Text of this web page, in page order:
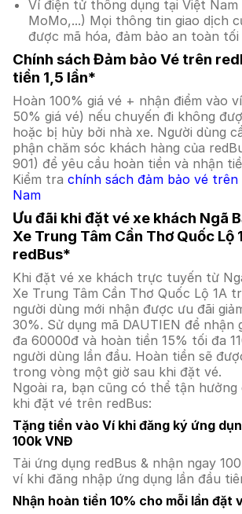
Ví điện tử thông dụng tại Việt Nam
MoMo,...) Mọi thông tin giao dịch
được mã hóa, đảm bảo an toàn tối
Chính sách Đảm bảo Vé trên
tiền 1,5 lần*
Hoàn 100% giá vé + nhận điểm vào
50% giá vé) nếu chuyến đi không
hoặc bị hủy bởi nhà xe. Người dùng
phận chăm sóc khách hàng của
901) để yêu cầu hoàn tiền và nhận
Kiểm tra chính sách đảm bảo vé trên
Nam
Ưu đãi khi đặt vé xe khách Ngã
Xe Trung Tâm Cần Thơ Quốc Lộ
redBus*
Khi đặt vé xe khách trực tuyến từ
Xe Trung Tâm Cần Thơ Quốc Lộ 1A
người dùng mới nhận được ưu đãi
30%. Sử dụng mã DAUTIEN để nhận
đa 60000đ và hoàn tiền 15% tối đa
người dùng lần đầu. Hoàn tiền sẽ
trong vòng một giờ sau khi đặt vé.
Ngoài ra, bạn cũng có thể tận hưởng
khi đặt vé trên redBus:
Tặng tiền vào Ví khi đăng ký ứng
100k VNĐ
Tải ứng dụng redBus & nhận ngay
ví khi đăng nhập ứng dụng lần đầu
Nhận hoàn tiền 10% cho mỗi lần đặt